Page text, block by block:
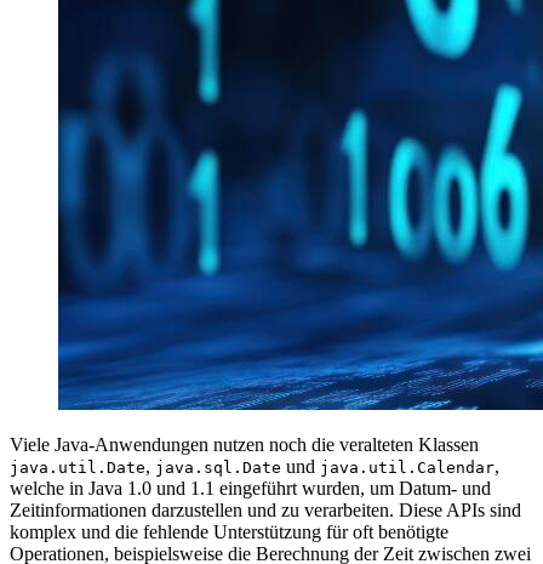
Viele Java-Anwendungen nutzen noch die veralteten Klassen
java.util.Date, java.sql.Date und java.util.Calendar,
welche in Java 1.0 und 1.1 eingeführt wurden, um Datum- und
Zeitinformationen darzustellen und zu verarbeiten. Diese APIs sind
komplex und die fehlende Unterstützung für oft benötigte
Operationen, beispielsweise die Berechnung der Zeit zwischen zwei